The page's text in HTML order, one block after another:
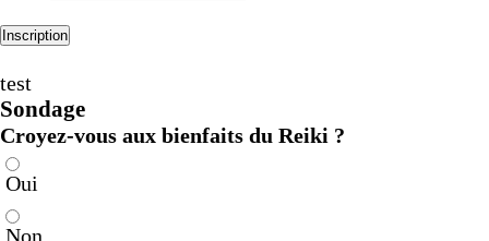
test
Sondage
Croyez-vous aux bienfaits du Reiki ?
Oui
Non